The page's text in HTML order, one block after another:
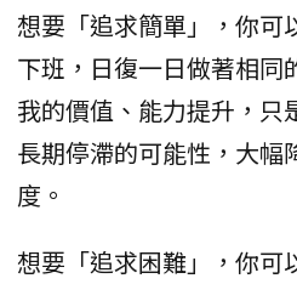
想要「追求簡單」，你可
下班，日復一日做著相同
我的價值、能力提升，只
長期停滯的可能性，大幅
度。
想要「追求困難」，你可